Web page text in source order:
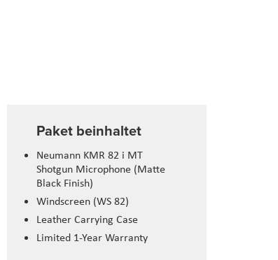
Paket beinhaltet
Neumann KMR 82 i MT
Shotgun Microphone (Matte
Black Finish)
Windscreen (WS 82)
Leather Carrying Case
Limited 1-Year Warranty